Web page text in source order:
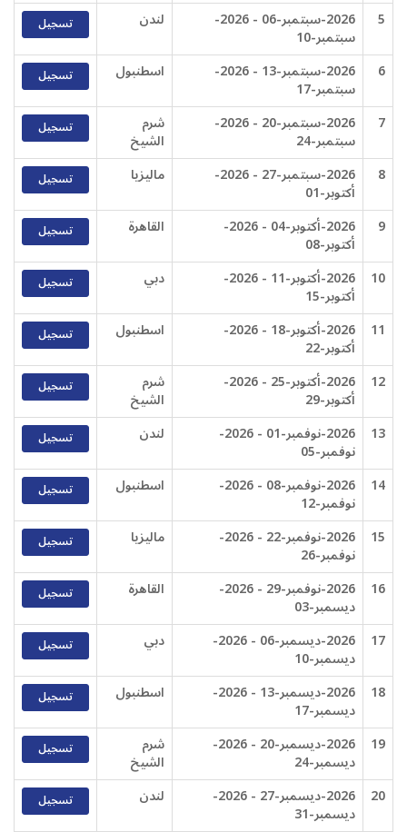
5 2026-سبتمبر-06 - 2026-
سبتمبر-10
لندن تسجيل
6 2026-سبتمبر-13 - 2026-
سبتمبر-17
اسطنبول تسجيل
7 2026-سبتمبر-20 - 2026-
سبتمبر-24
شرم
الشيخ
تسجيل
8 2026-سبتمبر-27 - 2026-
أكتوبر-01
ماليزيا تسجيل
9 2026-أكتوبر-04 - 2026-
أكتوبر-08
القاهرة تسجيل
10 2026-أكتوبر-11 - 2026-
أكتوبر-15
دبي تسجيل
11 2026-أكتوبر-18 - 2026-
أكتوبر-22
اسطنبول تسجيل
12 2026-أكتوبر-25 - 2026-
أكتوبر-29
شرم
الشيخ
تسجيل
13 2026-نوفمبر-01 - 2026-
نوفمبر-05
لندن تسجيل
14 2026-نوفمبر-08 - 2026-
نوفمبر-12
اسطنبول تسجيل
15 2026-نوفمبر-22 - 2026-
نوفمبر-26
ماليزيا تسجيل
16 2026-نوفمبر-29 - 2026-
ديسمبر-03
القاهرة تسجيل
17 2026-ديسمبر-06 - 2026-
ديسمبر-10
دبي تسجيل
18 2026-ديسمبر-13 - 2026-
ديسمبر-17
اسطنبول تسجيل
19 2026-ديسمبر-20 - 2026-
ديسمبر-24
شرم
الشيخ
تسجيل
20 2026-ديسمبر-27 - 2026-
ديسمبر-31
لندن تسجيل